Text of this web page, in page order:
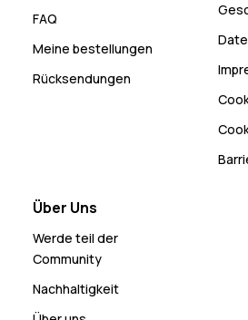
FAQ
Meine bestellungen
Rücksendungen
Über Uns
Werde teil der
Community
Nachhaltigkeit